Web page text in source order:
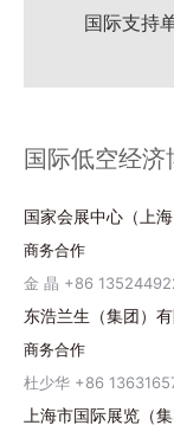
国际支持
国际低空经济
国家会展中心（上
商务合作
金 晶 +86
东浩兰生（集团）
商务合作
杜少华 +86
上海市国际展览（